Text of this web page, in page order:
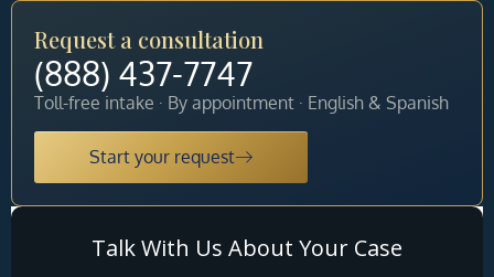
Request a consultation
(888) 437-7747
Toll-free intake · By appointment · English & Spanish
Start your request